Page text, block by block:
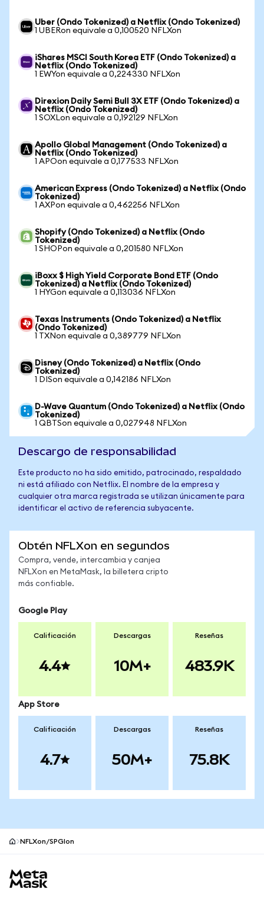
Uber (Ondo Tokenized) a Netflix (Ondo Tokenized)
1 UBERon equivale a 0,100520 NFLXon
iShares MSCI South Korea ETF (Ondo Tokenized) a
Netflix (Ondo Tokenized)
1 EWYon equivale a 0,224330 NFLXon
Direxion Daily Semi Bull 3X ETF (Ondo Tokenized) a
Netflix (Ondo Tokenized)
1 SOXLon equivale a 0,192129 NFLXon
Apollo Global Management (Ondo Tokenized) a
Netflix (Ondo Tokenized)
1 APOon equivale a 0,177533 NFLXon
American Express (Ondo Tokenized) a Netflix (Ondo
Tokenized)
1 AXPon equivale a 0,462256 NFLXon
Shopify (Ondo Tokenized) a Netflix (Ondo
Tokenized)
1 SHOPon equivale a 0,201580 NFLXon
iBoxx $ High Yield Corporate Bond ETF (Ondo
Tokenized) a Netflix (Ondo Tokenized)
1 HYGon equivale a 0,113036 NFLXon
Texas Instruments (Ondo Tokenized) a Netflix
(Ondo Tokenized)
1 TXNon equivale a 0,389779 NFLXon
Disney (Ondo Tokenized) a Netflix (Ondo
Tokenized)
1 DISon equivale a 0,142186 NFLXon
D-Wave Quantum (Ondo Tokenized) a Netflix (Ondo
Tokenized)
1 QBTSon equivale a 0,027948 NFLXon
Descargo de responsabilidad
Este producto no ha sido emitido, patrocinado, respaldado
ni está afiliado con Netflix. El nombre de la empresa y
cualquier otra marca registrada se utilizan únicamente para
identificar el activo de referencia subyacente.
Obtén NFLXon en segundos
Compra, vende, intercambia y canjea
NFLXon en MetaMask, la billetera cripto
más confiable.
Google Play
Calificación
4.4
Descargas
10M+
Reseñas
483.9K
App Store
Calificación
4.7
Descargas
50M+
Reseñas
75.8K
NFLXon/SPGIon